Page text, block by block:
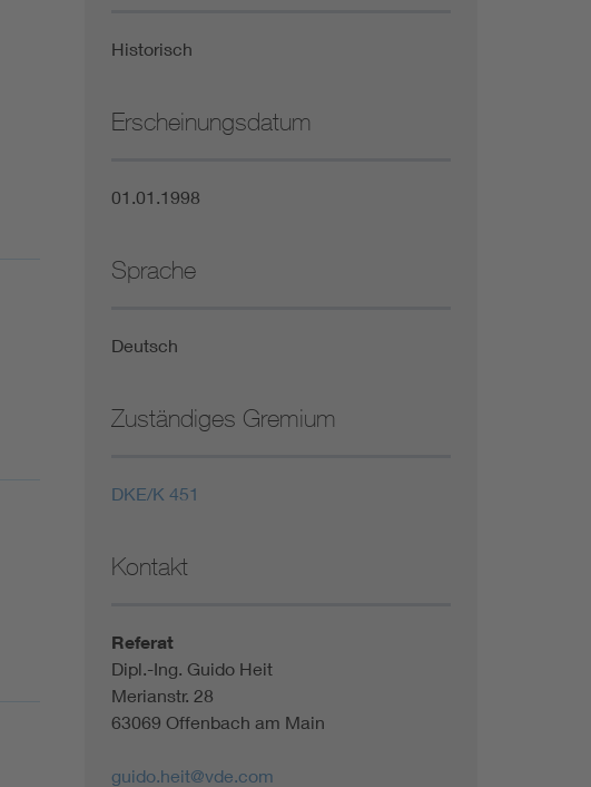
Historisch
Erscheinungsdatum
01.01.1998
Sprache
Deutsch
Zuständiges Gremium
DKE/K 451
Kontakt
Referat
Dipl.-Ing. Guido Heit
Merianstr. 28
63069 Offenbach am Main
guido.heit@vde.com